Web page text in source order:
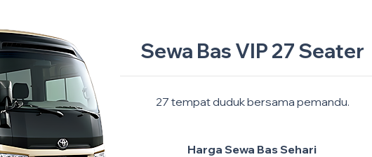
Sewa Bas VIP 27 Seater
27 tempat duduk bersama pemandu.
Harga Sewa Bas Sehari